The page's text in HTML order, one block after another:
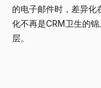
的电子邮件时，差异化
化不再是CRM卫生的
层。